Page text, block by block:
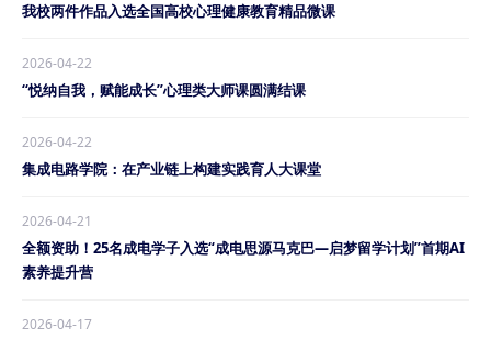
我校两件作品入选全国高校心理健康教育精品微课
2026-04-22
“悦纳自我，赋能成长”心理类大师课圆满结课
2026-04-22
集成电路学院：在产业链上构建实践育人大课堂
2026-04-21
全额资助！25名成电学子入选“成电思源马克巴—启梦留学计划”首期AI
素养提升营
2026-04-17